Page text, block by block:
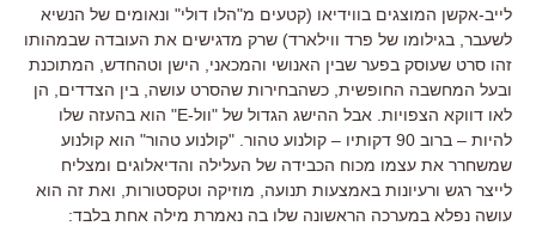
לייב-אקשן המוצגים בווידיאו (קטעים מ"הלו דולי" ונאומים של הנשיא
לשעבר, בגילומו של פרד ווילארד) שרק מדגישים את העובדה שבמהותו
זהו סרט שעוסק בפער שבין האנושי והמכאני, הישן וטהחדש, המתוכנת
ובעל המחשבה החופשית, כשהבחירות שהסרט עושה, בין הצדדים, הן
לאו דווקא הצפויות. אבל ההישג הגדול של "וול-E" הוא בהעזה שלו
להיות – ברוב 90 דקותיו – קולנוע טהור. "קולנוע טהור" הוא קולנוע
שמשחרר את עצמו מכוח הכבידה של העלילה והדיאלוגים ומצליח
לייצר רגש ורעיונות באמצעות תנועה, מוזיקה וטקסטורות, ואת זה הוא
עושה נפלא במערכה הראשונה שלו בה נאמרת מילה אחת בלבד: